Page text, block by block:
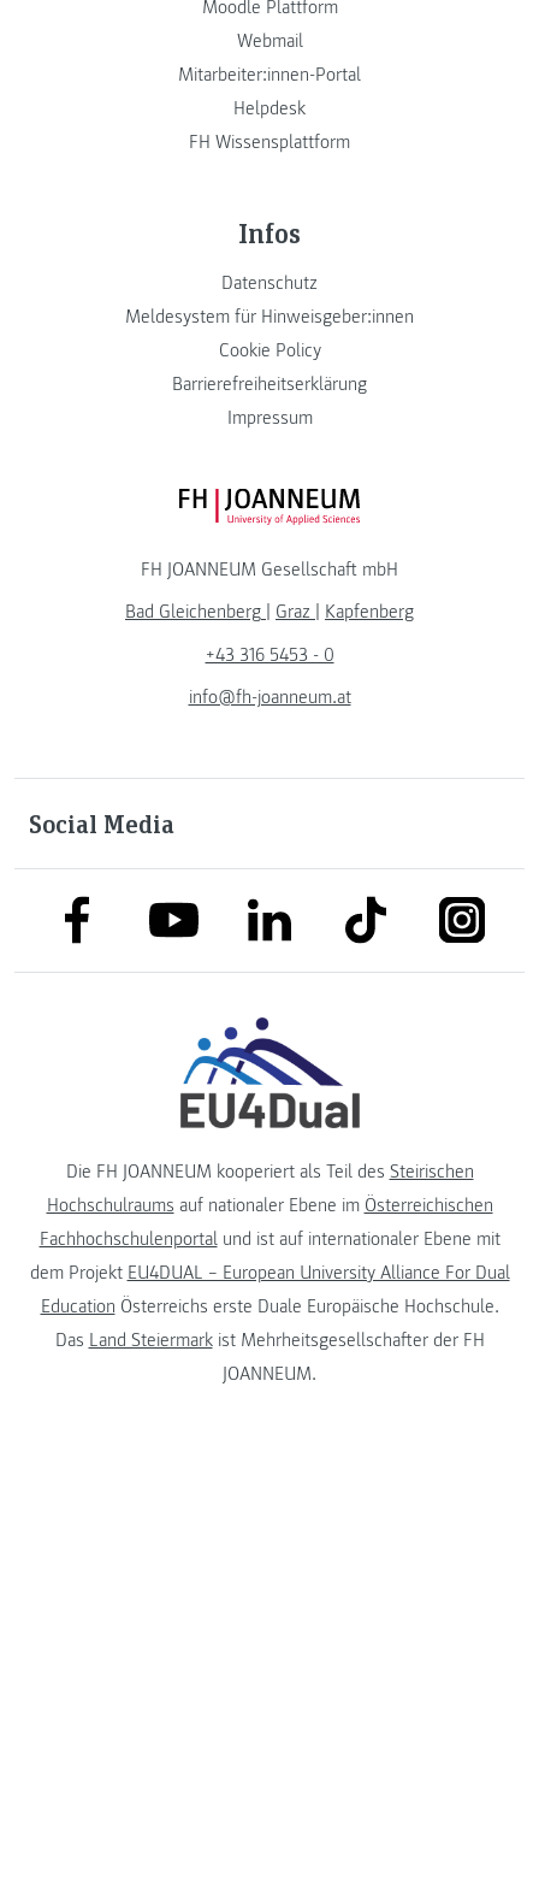
Moodle Plattform
Webmail
Mitarbeiter:innen-Portal
Helpdesk
FH Wissensplattform
Infos
Datenschutz
Meldesystem für Hinweisgeber:innen
Cookie Policy
Barrierefreiheitserklärung
Impressum
FH JOANNEUM Logo
FH JOANNEUM Gesellschaft mbH
Bad Gleichenberg
Graz
Kapfenberg
+43 316 5453 - 0
info@fh-joanneum.at
Social Media
link to facebooklink to youtubelink to linkedinlink to tiktok
Die FH JOANNEUM kooperiert als Teil des Steirischen
Hochschulraums auf nationaler Ebene im Österreichischen
Fachhochschulenportalund ist auf internationaler Ebene mit
dem Projekt EU4DUAL – European University Alliance For Dual
Education Österreichs erste Duale Europäische Hochschule.
Das Land Steiermarkist Mehrheitsgesellschafter der FH
JOANNEUM.